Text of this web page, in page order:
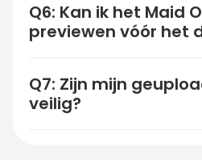
Q6: Kan ik het Maid
previewen vóór het
Q7: Zijn mijn
veilig?